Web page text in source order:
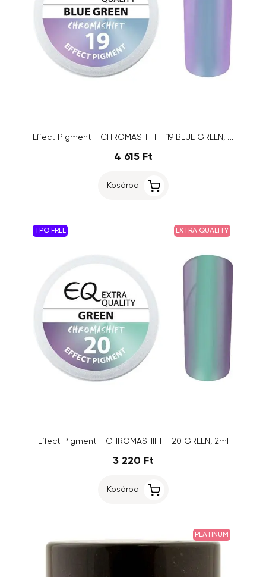
Effect Pigment - CHROMASHIFT - 19 BLUE GREEN, 2ml
4 615 Ft
Kosárba
TPO FREE EXTRA QUALITY
Effect Pigment - CHROMASHIFT - 20 GREEN, 2ml
3 220 Ft
Kosárba
PLATINUM